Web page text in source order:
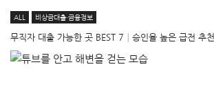
ALL 비상금대출·금융정보
무직자 대출 가능한 곳 BEST 7│승인율 높은 급전 추천